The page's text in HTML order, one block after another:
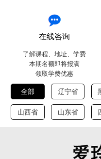
在线咨询
了解课程、地址、学费
本期名额即将报满
领取学费优惠
全部 辽宁省
山西省 山东省